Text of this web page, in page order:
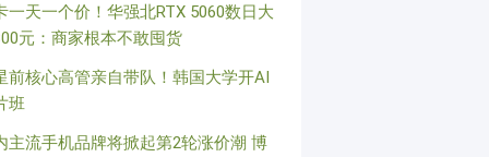
一天一个价！华强北RTX 5060数日大
元：商家根本不敢囤货
前核心高管亲自带队！韩国大学开AI
班
主流手机品牌将掀起第2轮涨价潮 博